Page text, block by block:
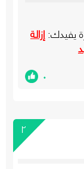
يفيدك:إزالة
٠
٢